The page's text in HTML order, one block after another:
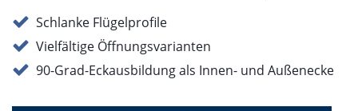
Schlanke Flügelprofile
Vielfältige Öffnungsvarianten
90-Grad-Eckausbildung als Innen- und Außenecke